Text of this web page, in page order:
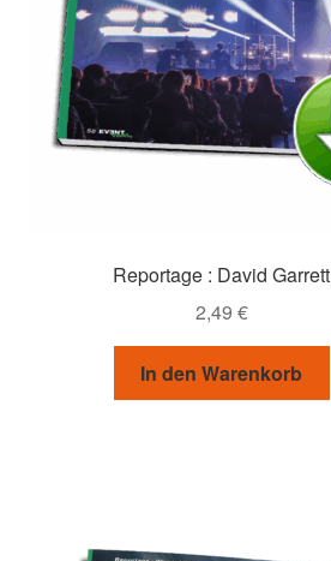
Reportage : David Garrett
2,49 €
In den Warenkorb